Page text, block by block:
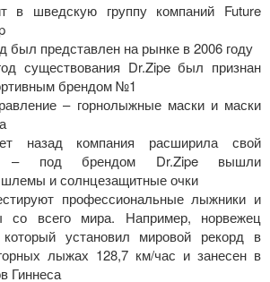
в шведскую группу компаний Future
был представлен на рынке в 2006 году
существования Dr.Zipe был признан
брендом №1
– горнолыжные маски и маски
назад компания расширила свой
– под брендом Dr.Zipe вышли
и солнцезащитные очки
профессиональные лыжники и
со всего мира. Например, норвежец
установил мировой рекорд в
лыжах 128,7 км/час и занесен в
Гиннеса